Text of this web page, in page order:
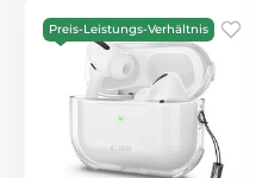
Preis-Leistungs-Verhältnis